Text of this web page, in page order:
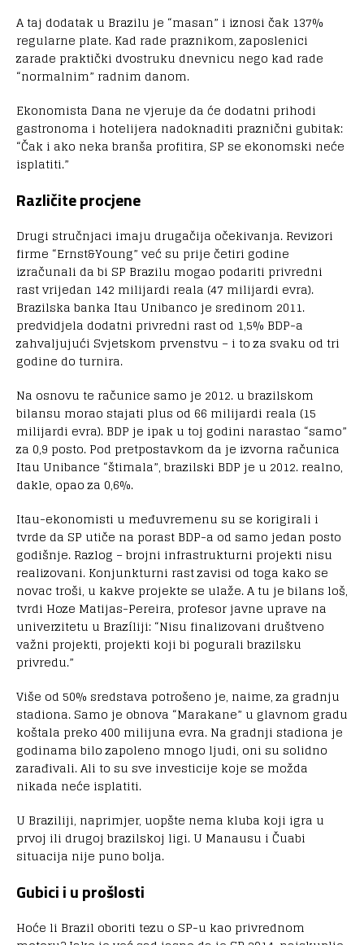
A taj dodatak u Brazilu je “masan” i iznosi čak 137%
regularne plate. Kad rade praznikom, zaposlenici
zarade praktički dvostruku dnevnicu nego kad rade
“normalnim” radnim danom.
Ekonomista Dana ne vjeruje da će dodatni prihodi
gastronoma i hotelijera nadoknaditi praznični gubitak:
“Čak i ako neka branša profitira, SP se ekonomski neće
isplatiti.”
Različite procjene
Drugi stručnjaci imaju drugačija očekivanja. Revizori
firme “Ernst&Young” već su prije četiri godine
izračunali da bi SP Brazilu mogao podariti privredni
rast vrijedan 142 milijardi reala (47 milijardi evra).
Brazilska banka Itau Unibanco je sredinom 2011.
predvidjela dodatni privredni rast od 1,5% BDP-a
zahvaljujući Svjetskom prvenstvu – i to za svaku od tri
godine do turnira.
Na osnovu te računice samo je 2012. u brazilskom
bilansu morao stajati plus od 66 milijardi reala (15
milijardi evra). BDP je ipak u toj godini narastao “samo”
za 0,9 posto. Pod pretpostavkom da je izvorna računica
Itau Unibance “štimala”, brazilski BDP je u 2012. realno,
dakle, opao za 0,6%.
Itau-ekonomisti u međuvremenu su se korigirali i
tvrde da SP utiče na porast BDP-a od samo jedan posto
godišnje. Razlog – brojni infrastrukturni projekti nisu
realizovani. Konjunkturni rast zavisi od toga kako se
novac troši, u kakve projekte se ulaže. A tu je bilans loš,
tvrdi Hoze Matijas-Pereira, profesor javne uprave na
univerzitetu u Brazíliji: “Nisu finalizovani društveno
važni projekti, projekti koji bi pogurali brazilsku
privredu.”
Više od 50% sredstava potrošeno je, naime, za gradnju
stadiona. Samo je obnova “Marakane” u glavnom gradu
koštala preko 400 milijuna evra. Na gradnji stadiona je
godinama bilo zapoleno mnogo ljudi, oni su solidno
zarađivali. Ali to su sve investicije koje se možda
nikada neće isplatiti.
U Braziliji, naprimjer, uopšte nema kluba koji igra u
prvoj ili drugoj brazilskoj ligi. U Manausu i Čuabi
situacija nije puno bolja.
Gubici i u prošlosti
Hoće li Brazil oboriti tezu o SP-u kao privrednom